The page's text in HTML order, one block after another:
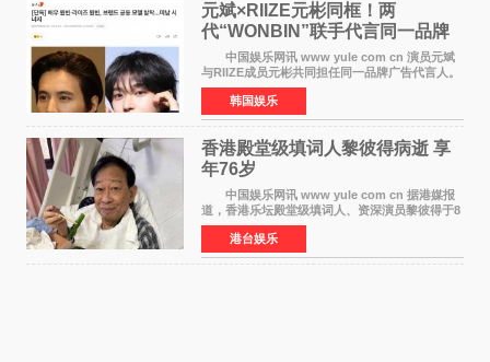
元斌×RIIZE元彬同框！两
代“WONBIN”联手代言同一品牌
颜值天花板合体
中国娱乐网讯 www yule com cn 演员元斌
与RIIZE成员元彬共同担任同一品牌广告代言人。
6日据独家报道，继演员元斌之后，RIIZE元彬最
近也被选为某在线中介平台A公司的共同广告代言
人，两人将作
韩国娱乐
香港殿堂级填词人黎彼得病逝 享
年76岁​
中国娱乐网讯 www yule com cn 据港媒报
道，香港乐坛殿堂级填词人、资深演员黎彼得于8
月5日上午因病离世，终年76岁。好友钟志光透
露，黎彼得今年3月中风后便卧床休养，身体机能
持续衰退，最
港台娱乐